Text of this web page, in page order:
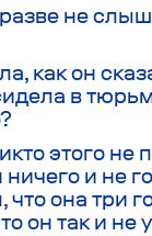
не
как он
в
этого не
ничего и не
что она три
он так и не